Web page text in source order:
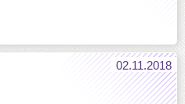
02.11.2018